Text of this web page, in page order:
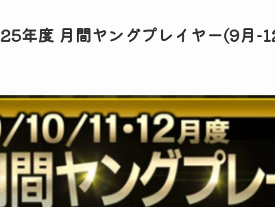
年度 月間ヤングプレイヤー(9月-